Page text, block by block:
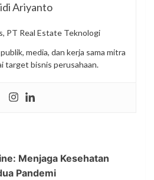
Ariyanto
PT Real Estate Teknologi
media, dan kerja sama mitra
target bisnis perusahaan.
Menjaga Kesehatan
Pandemi